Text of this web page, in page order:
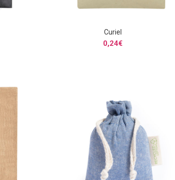
SELECCIONAR OPCIONES
Curiel
0,24€